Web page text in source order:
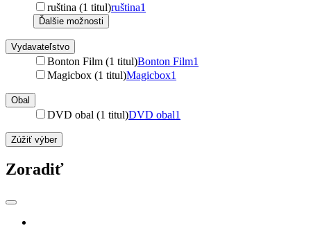
ruština (1 titul)ruština1
Ďalšie možnosti
Vydavateľstvo
Bonton Film (1 titul)Bonton Film1
Magicbox (1 titul)Magicbox1
Obal
DVD obal (1 titul)DVD obal1
Zúžiť výber
Zoradiť